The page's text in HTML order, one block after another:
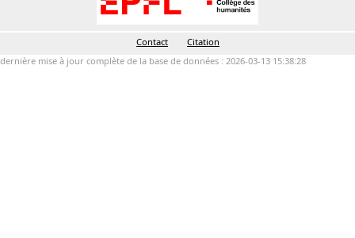
Contact
Citation
dernière mise à jour complète de la base de données : 2026-03-13 15:38:28